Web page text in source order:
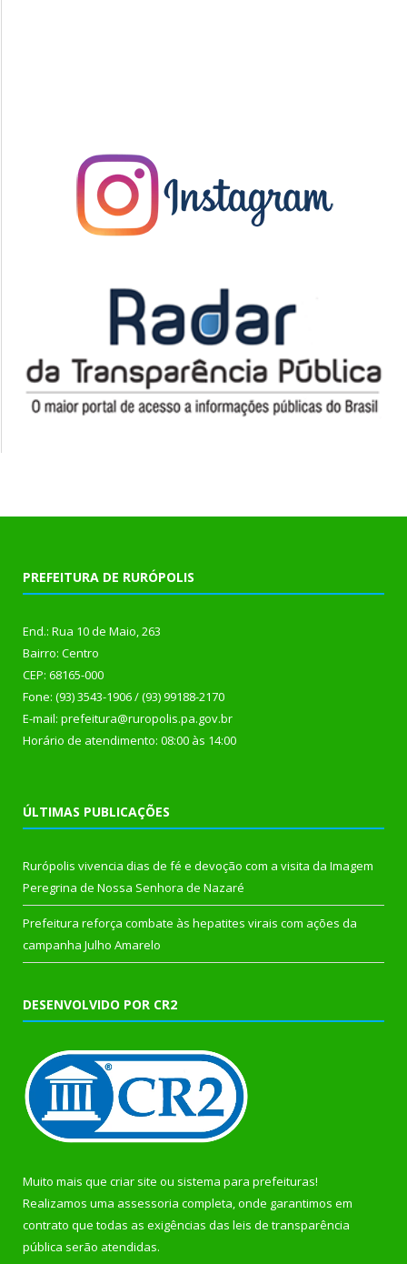
PREFEITURA DE RURÓPOLIS
End.: Rua 10 de Maio, 263
Bairro: Centro
CEP: 68165-000
Fone: (93) 3543-1906 / (93) 99188-2170
E-mail: prefeitura@ruropolis.pa.gov.br
Horário de atendimento: 08:00 às 14:00
ÚLTIMAS PUBLICAÇÕES
Rurópolis vivencia dias de fé e devoção com a visita da Imagem
Peregrina de Nossa Senhora de Nazaré
Prefeitura reforça combate às hepatites virais com ações da
campanha Julho Amarelo
DESENVOLVIDO POR CR2
Muito mais que criar site ou sistema para prefeituras!
Realizamos uma assessoria completa, onde garantimos em
contrato que todas as exigências das leis de transparência
pública serão atendidas.